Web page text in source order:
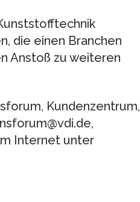
die einen Branchen
Anstoß zu weiteren
Kundenzentrum,
Internet unter